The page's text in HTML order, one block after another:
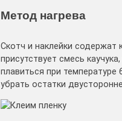
Метод нагрева
Скотч и наклейки содержат
присутствует смесь
плавиться при температуре
убрать остатки